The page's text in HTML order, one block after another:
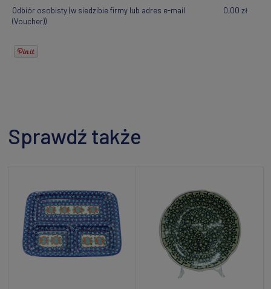
Odbiór osobisty(w siedzibie firmy lub adres e-mail
(Voucher))
0,00 zł
Sprawdź także